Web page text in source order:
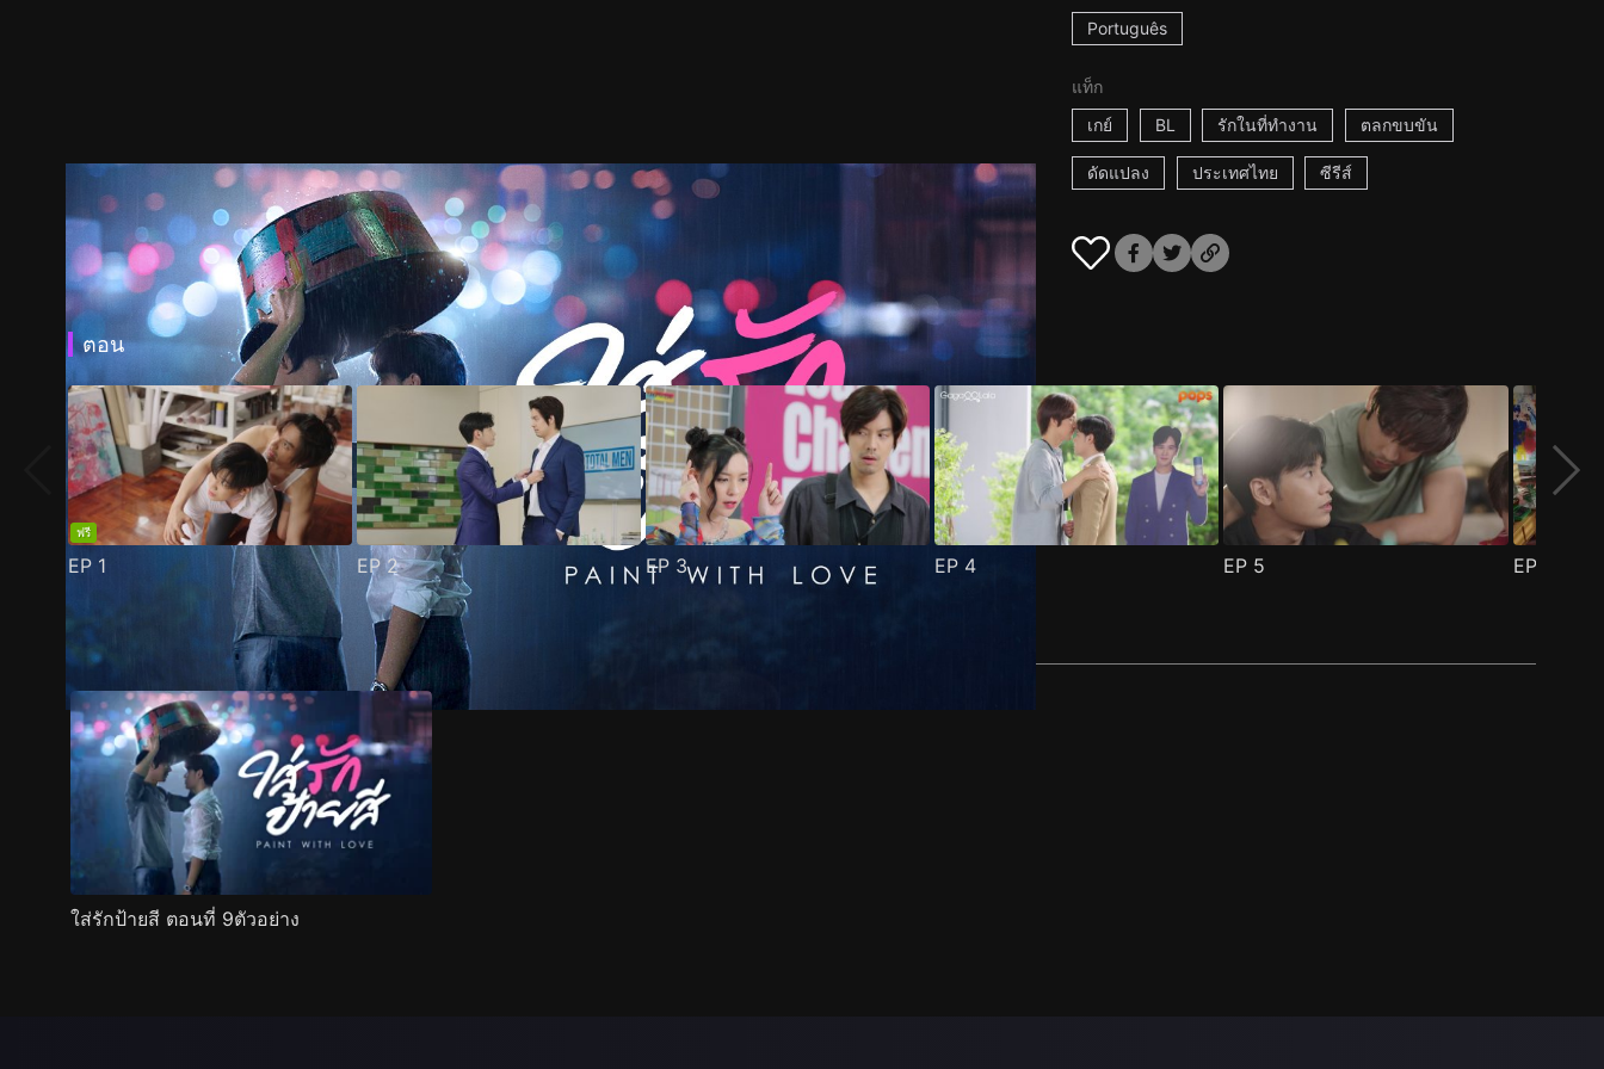
Português
แท็ก
เกย์
BL รักในที่ทำงาน ตลกขบขัน
ดัดแปลง ประเทศไทย ซีรีส์
ตอน
ฟรี
EP 1 EP2 EP 3 EP 4 EP 5 EP
ตัวอย่าง เนื้อหาที่แนะนำ รายละเอียด
ใส่รักป้ายสี ตอนที่ 9ตัวอย่าง